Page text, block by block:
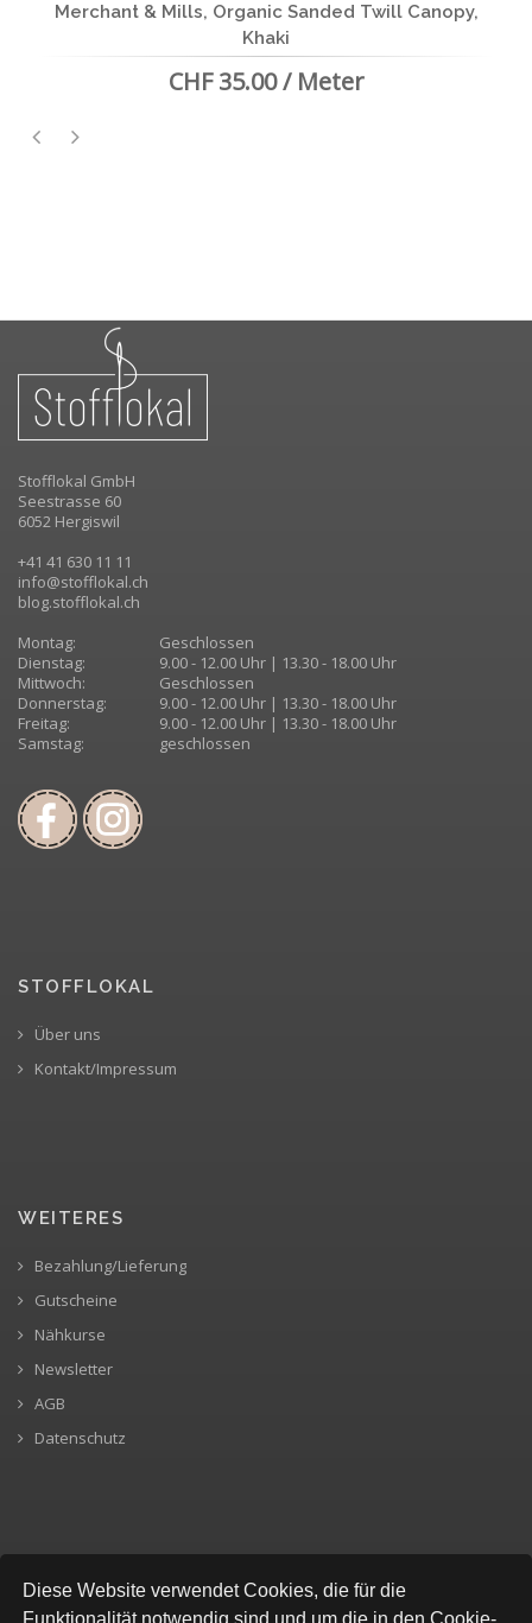
Diese Website verwendet Cookies, die für die
Organic Sanded Twill Canopy,
35.00 / Meter
Stofflokal GmbH
Seestrasse 60
6052 Hergiswil
+41 41 630 11 11
info@stofflokal.ch
blog.stofflokal.ch
Montag:
Geschlossen
Dienstag:
9.00 - 12.00 Uhr | 13.30 - 18.00 Uhr
Mittwoch:
Geschlossen
Donnerstag:
9.00 - 12.00 Uhr | 13.30 - 18.00 Uhr
Freitag:
9.00 - 12.00 Uhr | 13.30 - 18.00 Uhr
Samstag:
geschlossen
STOFFLOKAL
Über uns
Kontakt/Impressum
WEITERES
Bezahlung/Lieferung
Gutscheine
Nähkurse
Newsletter
AGB
Datenschutz
SICHERE BEZAHLUNG